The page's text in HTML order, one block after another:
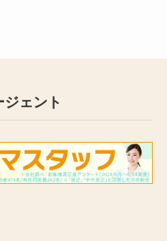
ェント